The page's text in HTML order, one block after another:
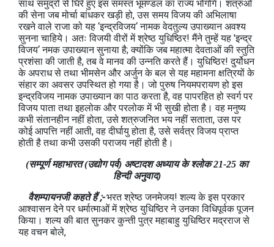
साथ समुद्रों से घिरे हुए इस समस्त भूमण्डल का राज्य भोगोगे। शत्रुओं
की सेना जब मोर्चा बांधकर खड़ी हो, उस समय विजय की अभिलाषा
रखने वाले राजा को यह ‘इन्द्रविजय‘ नामक वेदतुल्य उपाख्यान अवश्य
सुनना चाहिये। अतः विजयी वीरों में श्रेष्ठ युधिष्ठिर! मैंने तुम्हें यह 'इन्द्र
विजय‘ नमक उपाख्यान सुनाया है; क्योंकि जब महात्मा देवताओं की स्तुति
प्रशंसा की जाती है, तब वे मानव की उन्नति करते हैं। युधिष्ठिर! दुर्योधन
के अपराध से तथा भीमसेन और अर्जुन के बल से यह महामना क्षत्रियों के
संहार का अवसर उपस्थित हो गया है। जो पुरुष नियमपरायण हो इस
इन्द्रविजय नामक उपाख्यान का पाठ करता है, वह पापरहित हो स्वर्ग पर
विजय पाता तथा इहलोक और परलोक में भी सुखी होता है। वह मनुष्य
कभी संतानहीन नहीं होता, उसे शत्रुजनित भय नहीं सताता, उस पर
कोई आपत्ति नहीं आती, वह दीर्घायु होता है, उसे सर्वत्र विजय प्राप्त
होती है तथा कभी उसकी पराजय नहीं होती है।
(सम्पूर्ण महाभारत (उद्योग पर्व) अष्टादश अध्याय के श्लोक 21-25 का
हिन्दी अनुवाद)
वैशम्पायनजी कहते हैं ;-भरत श्रेष्ठ जनमेजय! शल्य के इस प्रकार
आश्वासन देने पर धर्मात्माओं में श्रेष्ठ युधिष्ठिर ने उनका विधिपूर्वक पूजन
किया। शल्य की बात सुनकर कुन्ती पुत्र महाबाहु युधिष्ठिर मद्रराज से
यह वचन बोले,